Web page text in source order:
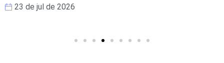
23 de jul de 2026